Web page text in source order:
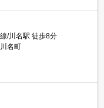
/川名駅 徒歩8分
名町